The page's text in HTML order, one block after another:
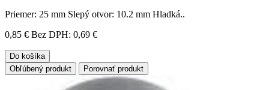
Priemer: 25 mm Slepý otvor: 10.2 mm Hladká..
0,85 € Bez DPH: 0,69 €
Do košíka
Obľúbený produkt
Porovnať produkt